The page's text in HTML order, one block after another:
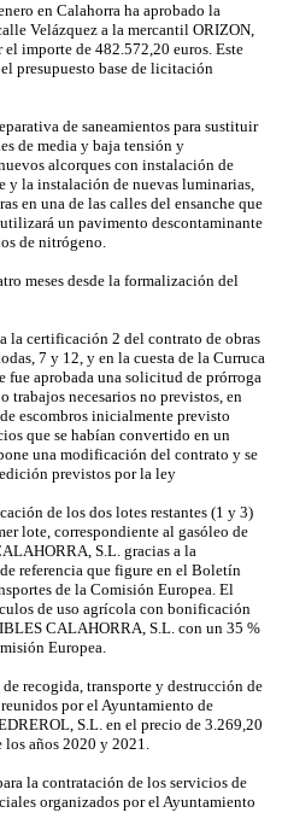
en Calahorra ha aprobado la
Velázquez a la mercantil ORIZON,
importe de 482.572,20 euros. Este
presupuesto base de licitación
de saneamientos para sustituir
de media y baja tensión y
alcorques con instalación de
la instalación de nuevas luminarias,
en una de las calles del ensanche que
un pavimento descontaminante
de nitrógeno.
meses desde la formalización del
la certificación 2 del contrato de obras
7 y 12, y en la cuesta de la Curruca
aprobada una solicitud de prórroga
trabajos necesarios no previstos, en
escombros inicialmente previsto
que se habían convertido en un
una modificación del contrato y se
previstos por la ley
de los dos lotes restantes (1 y 3)
lote, correspondiente al gasóleo de
S.L. gracias a la
referencia que figure en el Boletín
de la Comisión Europea. El
de uso agrícola con bonificación
CALAHORRA, S.L. con un 35 %
Europea.
recogida, transporte y destrucción de
por el Ayuntamiento de
S.L. en el precio de 3.269,20
los años 2020 y 2021.
la contratación de los servicios de
organizados por el Ayuntamiento